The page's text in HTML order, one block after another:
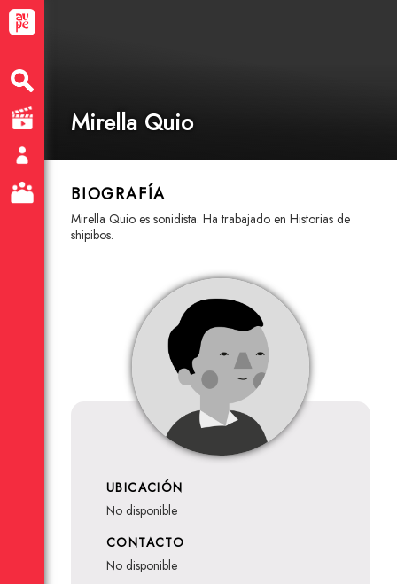
Mirella Quio
BIOGRAFÍA
Mirella Quio es sonidista. Ha trabajado en Historias de
shipibos.
UBICACIÓN
no disponible
CONTACTO
no disponible